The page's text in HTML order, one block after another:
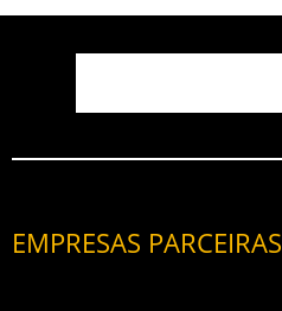
EMPRESAS PARCEIRAS